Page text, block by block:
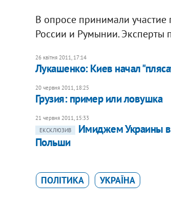
В опросе принимали участие
России и Румынии. Эксперты
26 квітня 2011, 17:14
​Лукашенко: Киев начал
20 червня 2011, 18:25
Грузия: пример или ловушка
21 червня 2011, 15:33
ЕКСКЛЮЗИВ
Имиджем Украины в
Польши
ПОЛІТИКА УКРАЇНА